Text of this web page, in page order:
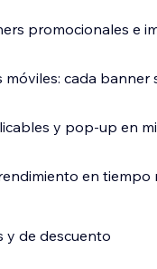
promocionales e
cada banner
y pop-up en
en tiempo
y de descuento